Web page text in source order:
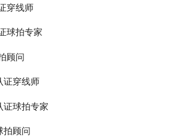
穿线师
球拍专家
顾问
证穿线师
证球拍专家
拍顾问